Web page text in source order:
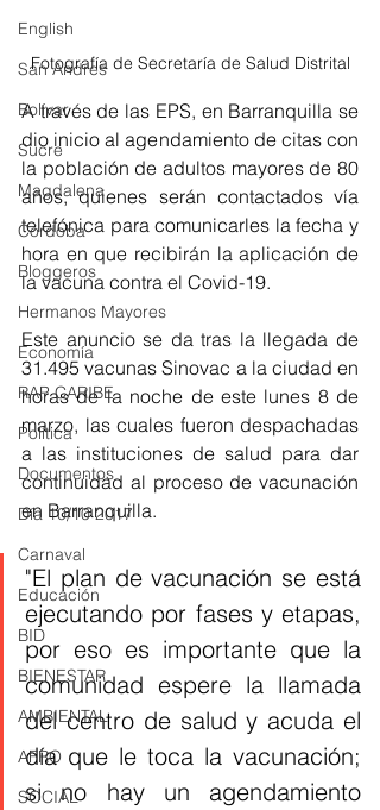
English
San Andres
Bolívar
Sucre
Magdalena
Córdoba
Bloggeros
Hermanos Mayores
Economía
RAP CARIBE
Política
Documentos
Día 10/10 2017
Carnaval
Educación
BID
BIENESTAR
AMBIENTAL
AFRO
SOCIAL
Fotografía de Secretaría de Salud Distrital
A través de las EPS, en Barranquilla se
dio inicio al agendamiento de citas con
la población de adultos mayores de 80
años, quienes serán contactados vía
telefónica para comunicarles la fecha y
hora en que recibirán la aplicación de
la vacuna contra el Covid-19.
Este anuncio se da tras la llegada de
31.495 vacunas Sinovac a la ciudad en
horas de la noche de este lunes 8 de
marzo, las cuales fueron despachadas
a las instituciones de salud para dar
continuidad al proceso de vacunación
en Barranquilla.
"El plan de vacunación se está
ejecutando por fases y etapas,
por eso es importante que la
comunidad espere la llamada
del centro de salud y acuda el
día que le toca la vacunación;
si no hay un agendamiento